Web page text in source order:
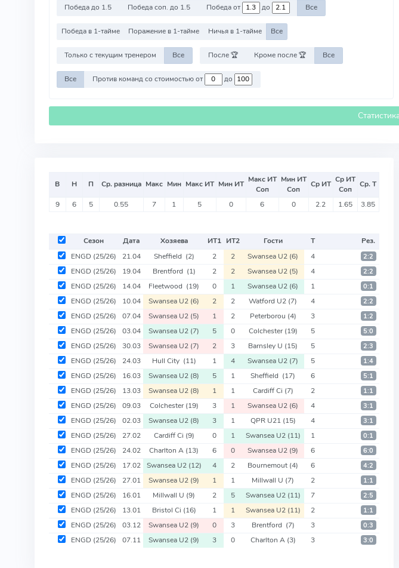
Победа до 1.5 Победа соп. до 1.5 Победа от до Все
Победа в 1-тайме Поражение в 1-тайме Ничья в 1-тайме Все
Только с текущим тренером Все После 🏆 Кроме после 🏆 Все
Все Против команд со стоимостью от до
В Н П Ср. разница Макс Мин Макс ИТ Мин ИТ Макс ИТ
Соп
Мин ИТ
Соп
Ср ИТ Ср ИТ
Соп
Ср. Т
9 6 5 0.55 7 1 5 0 6 0 2.2 1.65 3.85
Сезон Дата Хозяева ИТ1 ИТ2 Гости Т
Рез.
ENGD (25/26) 21.04 Sheffield (2) 2 2 Swansea U2 (6) 4 2:2
ENGD (25/26) 19.04 Brentford (1) 2 2 Swansea U2 (5) 4 2:2
ENGD (25/26) 14.04 Fleetwood (19) 0 1 Swansea U2 (6) 1 0:1
ENGD (25/26) 10.04 Swansea U2 (6) 2 2 Watford U2 (7) 4 2:2
ENGD (25/26) 07.04 Swansea U2 (5) 1 2 Peterborou (4) 3 1:2
ENGD (25/26) 03.04 Swansea U2 (7) 5 0 Colchester(19) 5 5:0
ENGD (25/26) 30.03 Swansea U2 (7) 2 3 Barnsley U (15) 5 2:3
ENGD (25/26) 24.03 Hull City (11) 1 4 Swansea U2 (7) 5 1:4
ENGD (25/26) 16.03 Swansea U2 (8) 5 1 Sheffield (17) 6 5:1
ENGD (25/26) 13.03 Swansea U2 (8) 1 1 Cardiff Ci (7) 2 1:1
ENGD (25/26) 09.03 Colchester(19) 3 1 Swansea U2 (6) 4 3:1
ENGD (25/26) 02.03 Swansea U2 (8) 3 1 QPR U21 (15) 4 3:1
ENGD (25/26) 27.02 Cardiff Ci (9) 0 1 Swansea U2 (11) 1 0:1
ENGD (25/26) 24.02 Charlton A (13) 6 0 Swansea U2 (9) 6 6:0
ENGD (25/26) 17.02 Swansea U2 (12) 4 2 Bournemout (4) 6 4:2
ENGD (25/26) 27.01 Swansea U2 (9) 1 1 Millwall U (7) 2 1:1
ENGD (25/26) 16.01 Millwall U (9) 2 5 Swansea U2 (11) 7 2:5
ENGD (25/26) 13.01 Bristol Ci (16) 1 1 Swansea U2 (11) 2 1:1
ENGD (25/26) 03.12 Swansea U2 (9) 0 3 Brentford (7) 3 0:3
ENGD (25/26) 07.11 Swansea U2 (9) 3 0 Charlton A (3) 3 3:0